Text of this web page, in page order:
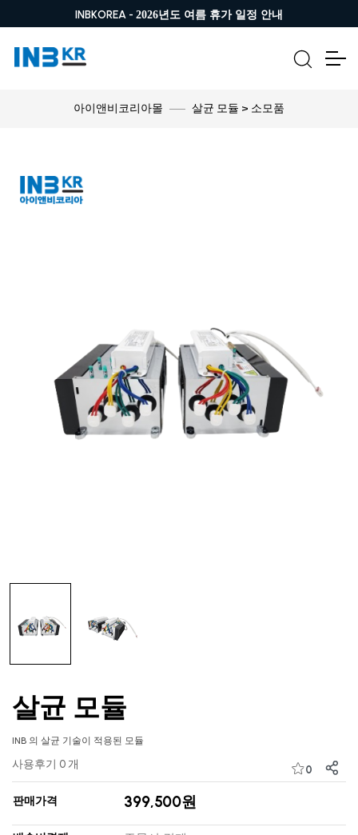
INBKOREA - 2026년도 여름 휴가 일정 안내
아이앤비코리아몰 살균 모듈 > 소모품
살균 모듈
INB 의 살균 기술이 적용된 모듈
사용후기 0 개 0
판매가격 399,500원